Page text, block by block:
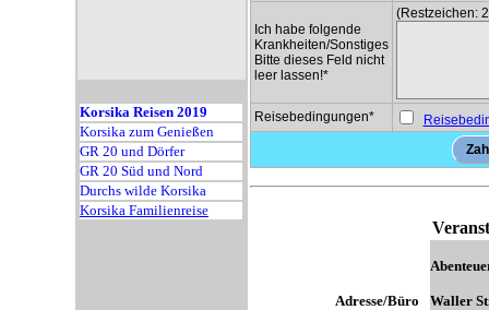
Korsika Reisen 2019
Korsika zum Genießen
GR 20 und Dörfer
GR 20 Süd und Nord
Durchs wilde Korsika
Korsika Familienreise
Ich habe folgende
Krankheiten/Sonstiges
Bitte dieses Feld nicht
leer lassen!*
(Restzeichen:
Reisebedingungen*
Adresse/Büro Waller